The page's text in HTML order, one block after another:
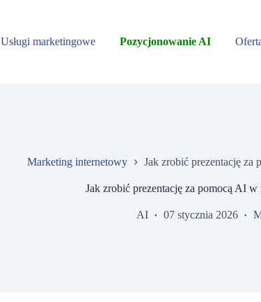
Usługi marketingowe
Pozycjonowanie AI
Marketing internetowy Jak zrobić prezentację
Jak zrobić prezentację za pomocą AI
AI 07 stycznia 2026